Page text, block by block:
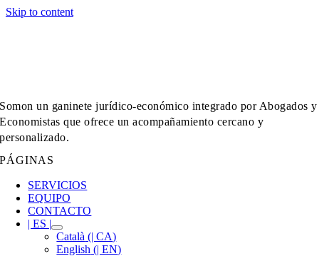
Skip to content
Somon un ganinete jurídico-económico integrado por Abogados y
Economistas que ofrece un acompañamiento cercano y
personalizado.
PÁGINAS
SERVICIOS
EQUIPO
CONTACTO
| ES |
Català (| CA)
English (| EN)